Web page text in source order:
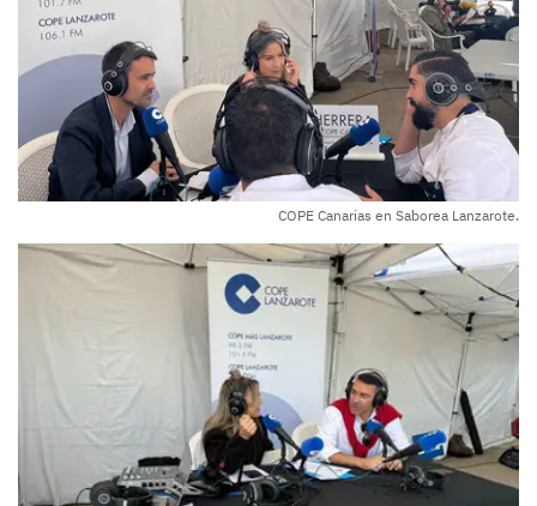
COPE Canarias en Saborea Lanzarote.